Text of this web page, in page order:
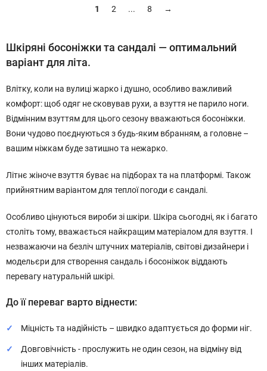
1 2 ... 8 →
Шкіряні босоніжки та сандалі — оптимальний
варіант для літа.
Влітку, коли на вулиці жарко і душно, особливо важливий
комфорт: щоб одяг не сковував рухи, а взуття не парило ноги.
Відмінним взуттям для цього сезону вважаються босоніжки.
Вони чудово поєднуються з будь-яким вбранням, а головне –
вашим ніжкам буде затишно та нежарко.
Літнє жіноче взуття буває на підборах та на платформі. Також
прийнятним варіантом для теплої погоди є сандалі.
Особливо цінуються вироби зі шкіри. Шкіра сьогодні, як і багато
століть тому, вважається найкращим матеріалом для взуття. І
незважаючи на безліч штучних матеріалів, світові дизайнери і
модельєри для створення сандаль і босоніжок віддають
перевагу натуральній шкірі.
До її переваг варто віднести:
Міцність та надійність – швидко адаптується до форми ніг.
Довговічність - прослужить не один сезон, на відміну від
інших матеріалів.